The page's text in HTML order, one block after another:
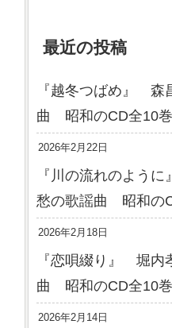
最近の投稿
『越冬つばめ』
曲 昭和のCD全10
2026年2月22日
『川の流れのよう
愁の歌謡曲 昭和の
2026年2月18日
『恋唄綴り』 堀
曲 昭和のCD全10
2026年2月14日